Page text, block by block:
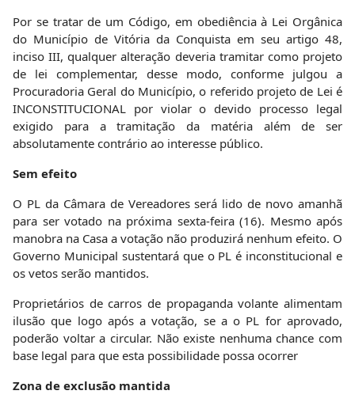
Por se tratar de um Código, em obediência à Lei Orgânica
do Município de Vitória da Conquista em seu artigo 48,
inciso III, qualquer alteração deveria tramitar como projeto
de lei complementar, desse modo, conforme julgou a
Procuradoria Geral do Município, o referido projeto de Lei é
INCONSTITUCIONAL por violar o devido processo legal
exigido para a tramitação da matéria além de ser
absolutamente contrário ao interesse público.
Sem efeito
O PL da Câmara de Vereadores será lido de novo amanhã
para ser votado na próxima sexta-feira (16). Mesmo após
manobra na Casa a votação não produzirá nenhum efeito. O
Governo Municipal sustentará que o PL é inconstitucional e
os vetos serão mantidos.
Proprietários de carros de propaganda volante alimentam
ilusão que logo após a votação, se a o PL for aprovado,
poderão voltar a circular. Não existe nenhuma chance com
base legal para que esta possibilidade possa ocorrer
Zona de exclusão mantida